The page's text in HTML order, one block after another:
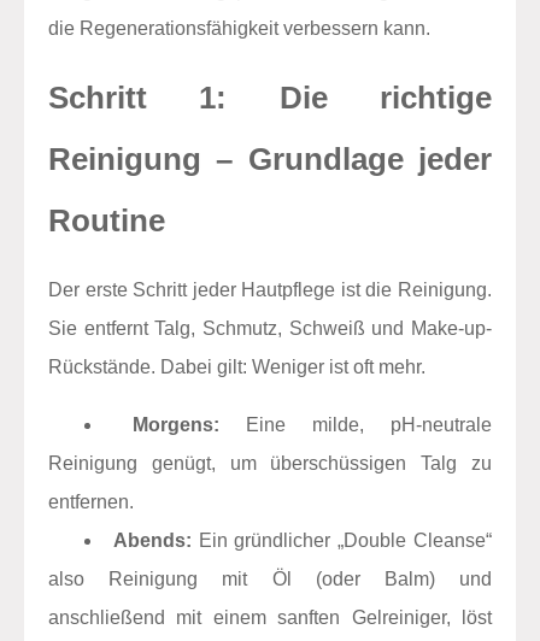
die Regenerationsfähigkeit verbessern kann.
Schritt 1: Die richtige
Reinigung – Grundlage jeder
Routine
Der erste Schritt jeder Hautpflege ist die Reinigung.
Sie entfernt Talg, Schmutz, Schweiß und Make-up-
Rückstände. Dabei gilt: Weniger ist oft mehr.
Morgens: Eine milde, pH-neutrale
Reinigung genügt, um überschüssigen Talg zu
entfernen.
Abends: Ein gründlicher „Double Cleanse“
also Reinigung mit Öl (oder Balm) und
anschließend mit einem sanften Gelreiniger, löst